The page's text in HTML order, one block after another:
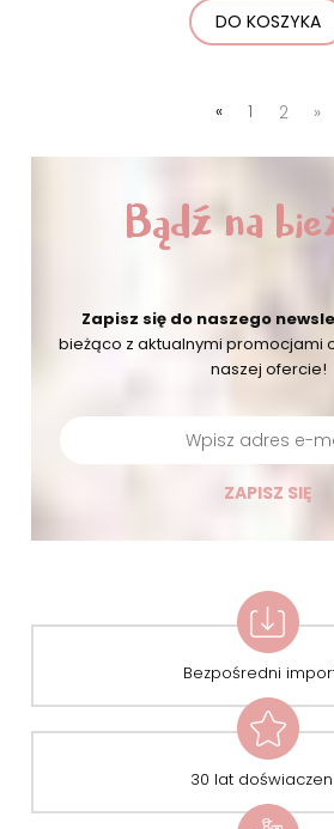
DO KOSZYKA
« 1 2 »
Bądź na
Zapisz się do naszego
bieżąco z aktualnymi promocjami
naszej ofercie!
ZAPISZ SIĘ
Bezpośredni
30 lat